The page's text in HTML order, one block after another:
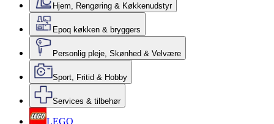
Hjem, Rengøring & Køkkenudstyr
Epoq køkken & bryggers
Personlig pleje, Skønhed & Velvære
Sport, Fritid & Hobby
Services & tilbehør
LEGO